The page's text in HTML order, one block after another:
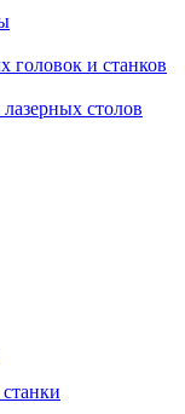
головок и станков
столов